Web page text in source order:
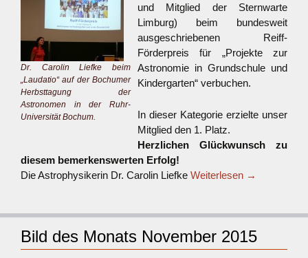
Dr. Carolin Liefke beim
„Laudatio“ auf der Bochumer
Herbsttagung der
Astronomen in der Ruhr-
Universität Bochum.
und Mitglied der Sternwarte
Limburg) beim bundesweit
ausgeschriebenen Reiff-
Förderpreis für „Projekte zur
Astronomie in Grundschule und
Kindergarten“ verbuchen.
In dieser Kategorie erzielte unser
Mitglied den 1. Platz.
Herzlichen Glückwunsch zu
diesem bemerkenswerten Erfolg!
Die Astrophysikerin Dr. Carolin Liefke Weiterlesen →
Bild des Monats November 2015